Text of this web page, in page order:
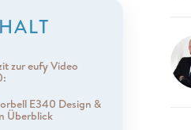
zur eufy Video
E340 Design &
Überblick